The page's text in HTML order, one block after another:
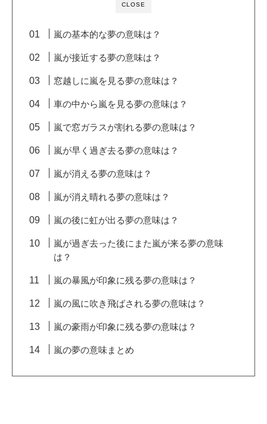
CLOSE
嵐の基本的な夢の意味は？
嵐が接近する夢の意味は？
窓越しに嵐を見る夢の意味は？
車の中から嵐を見る夢の意味は？
嵐で窓ガラスが割れる夢の意味は？
嵐が早く過ぎ去る夢の意味は？
嵐が消える夢の意味は？
嵐が消え晴れる夢の意味は？
嵐の後に虹が出る夢の意味は？
嵐が過ぎ去った後にまた嵐が来る夢の意味
は？
嵐の暴風が印象に残る夢の意味は？
嵐の風に吹き飛ばされる夢の意味は？
嵐の豪雨が印象に残る夢の意味は？
嵐の夢の意味まとめ